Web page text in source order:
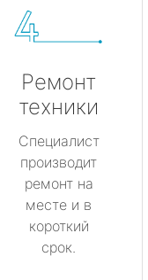
Ремонт
техники
Специалист
производит
ремонт на
месте и в
короткий
срок.